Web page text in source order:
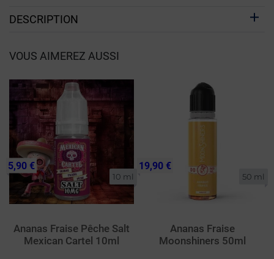
DESCRIPTION
VOUS AIMEREZ AUSSI
10 ml
Ananas Fraise Pêche Salt
Mexican Cartel 10ml
5,90 €
50 ml
Ananas Fraise
Moonshiners 50ml
19,90 €